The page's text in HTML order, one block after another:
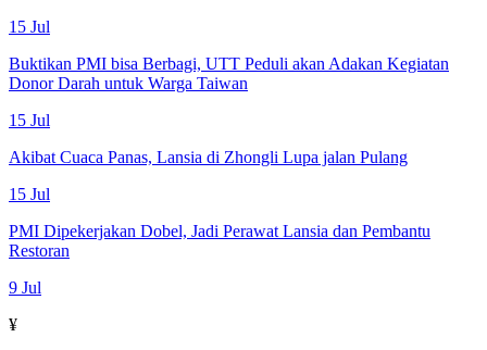
15 Jul
Buktikan PMI bisa Berbagi, UTT Peduli akan Adakan Kegiatan
Donor Darah untuk Warga Taiwan
15 Jul
Akibat Cuaca Panas, Lansia di Zhongli Lupa jalan Pulang
15 Jul
PMI Dipekerjakan Dobel, Jadi Perawat Lansia dan Pembantu
Restoran
9 Jul
¥